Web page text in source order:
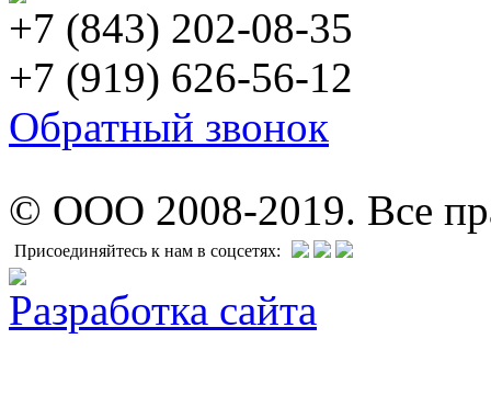
+7 (843) 202-08-35
+7 (919) 626-56-12
Обратный звонок
© ООО 2008-2019. Все
Присоединяйтесь к нам в соцсетях:
Разработка сайта